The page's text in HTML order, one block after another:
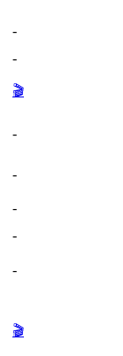
-
-
🎬
-
-
-
-
-
🎬